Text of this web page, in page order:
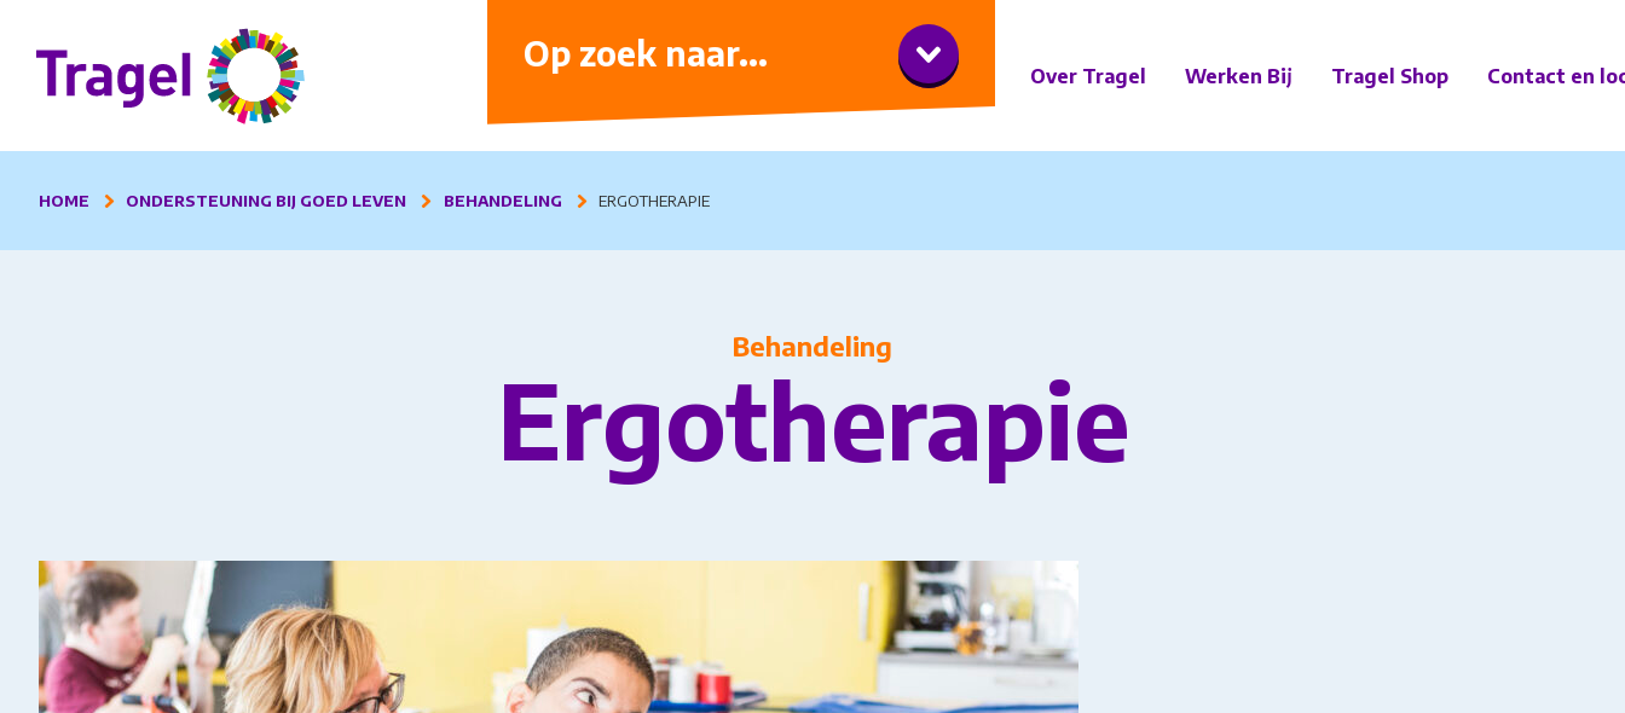
Op zoek naar...
Over Tragel Werken Bij Tragel Shop Contact en
HOME ONDERSTEUNING BIJ GOED LEVEN BEHANDELING ERGOTHERAPIE
Behandeling
Ergotherapie